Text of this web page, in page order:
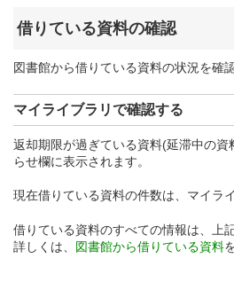
借りている資料の確認
図書館から借りている資料の状況を確
マイライブラリで確認する
返却期限が過ぎている資料(延滞中の
らせ欄に表示されます。
現在借りている資料の件数は、マイラ
借りている資料のすべての情報は、上
詳しくは、 図書館から借りている資料